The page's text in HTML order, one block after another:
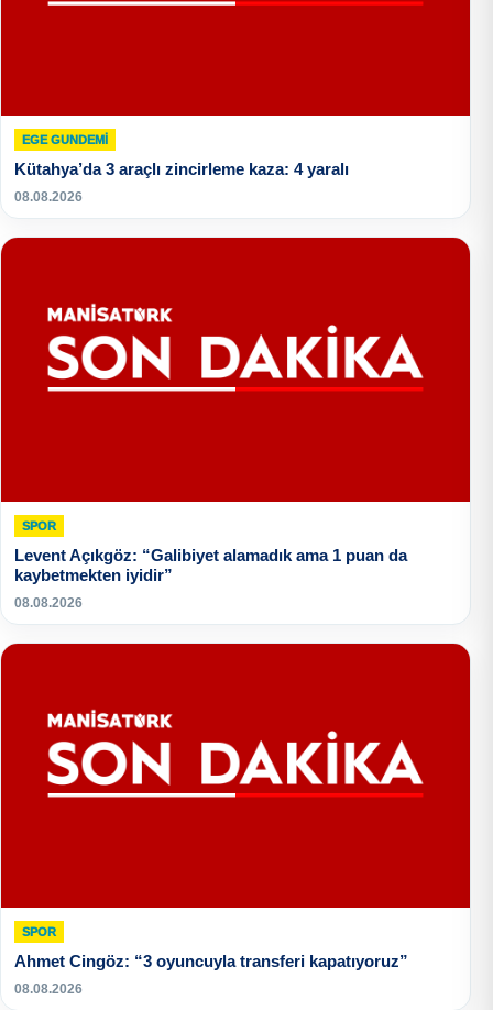
EGE GUNDEMİ
Kütahya’da 3 araçlı zincirleme kaza: 4 yaralı
08.08.2026
SPOR
Levent Açıkgöz: “Galibiyet alamadık ama 1 puan da
kaybetmekten iyidir”
08.08.2026
SPOR
Ahmet Cingöz: “3 oyuncuyla transferi kapatıyoruz”
08.08.2026